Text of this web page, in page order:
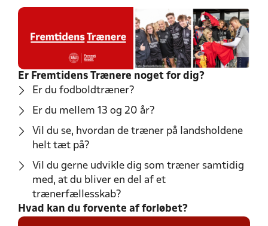
Er Fremtidens Trænere noget for dig?
Er du fodboldtræner?
Er du mellem 13 og 20 år?
Vil du se, hvordan de træner på landsholdene
helt tæt på?
Vil du gerne udvikle dig som træner samtidig
med, at du bliver en del af et
trænerfællesskab?
Hvad kan du forvente af forløbet?